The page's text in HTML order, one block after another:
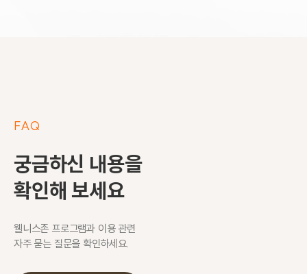
FAQ
궁금하신 내용을
확인해 보세요
웰니스존 프로그램과 이용 관련
자주 묻는 질문을 확인하세요.